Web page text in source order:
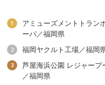
1
アミューズメントトラン
ーパ／福岡県
2 福岡ヤクルト工場／福岡
3
芦屋海浜公園 レジャープ
／福岡県